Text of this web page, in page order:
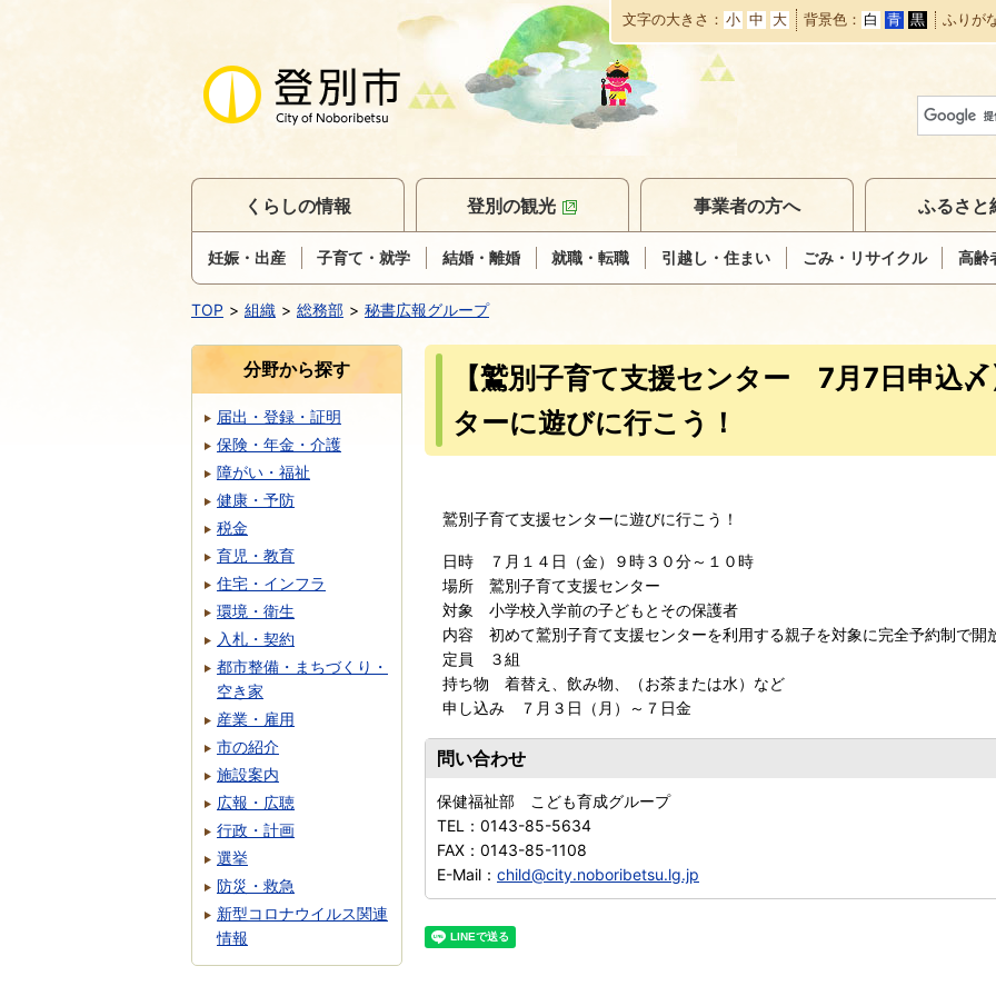
本
文
へ
移
動
文字の大きさ 小 中 大 背景色 白 青 黒 ふりが
くらしの情報
妊娠・出産 子育て・就学 結婚・離婚 就職・転職 引越し・住まい ごみ・リサイクル 高齢
登別の観光 事業者の方へ ふるさと
TOP 組織 総務部 秘書広報グループ
【鷲別子育て支援センター 7月7日申込
ターに遊びに行こう！
鷲別子育て支援センターに遊びに行こう！
日時 ７月１４日（金）９時３０分～１０時
場所 鷲別子育て支援センター
対象 小学校入学前の子どもとその保護者
内容 初めて鷲別子育て支援センターを利用する親子を対象に完全予約制で開
定員 ３組
持ち物 着替え、飲み物、（お茶または水）など
申し込み ７月３日（月）～７日金
問い合わせ
保健福祉部 こども育成グループ
TEL： 0143-85-5634
FAX： 0143-85-1108
E-Mail： child@city.noboribetsu.lg.jp
分野から探す
届出・登録・証明
保険・年金・介護
障がい・福祉
健康・予防
税金
育児・教育
住宅・インフラ
環境・衛生
入札・契約
都市整備・まちづくり・
空き家
産業・雇用
市の紹介
施設案内
広報・広聴
行政・計画
選挙
防災・救急
新型コロナウイルス関連
情報